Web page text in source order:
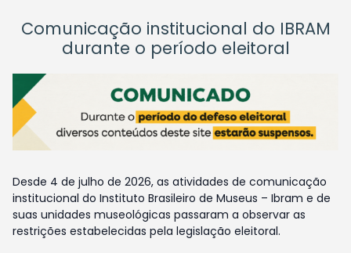
Comunicação institucional do IBRAM
durante o período eleitoral
Desde 4 de julho de 2026, as atividades de comunicação
institucional do Instituto Brasileiro de Museus – Ibram e de
suas unidades museológicas passaram a observar as
restrições estabelecidas pela legislação eleitoral.